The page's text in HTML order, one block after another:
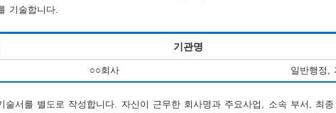
기술합니다.
기관명
○○회사 일반행정,
술서를 별도로 작성합니다. 자신이 근무한 회사명과 주요사업, 소속 부서, 최